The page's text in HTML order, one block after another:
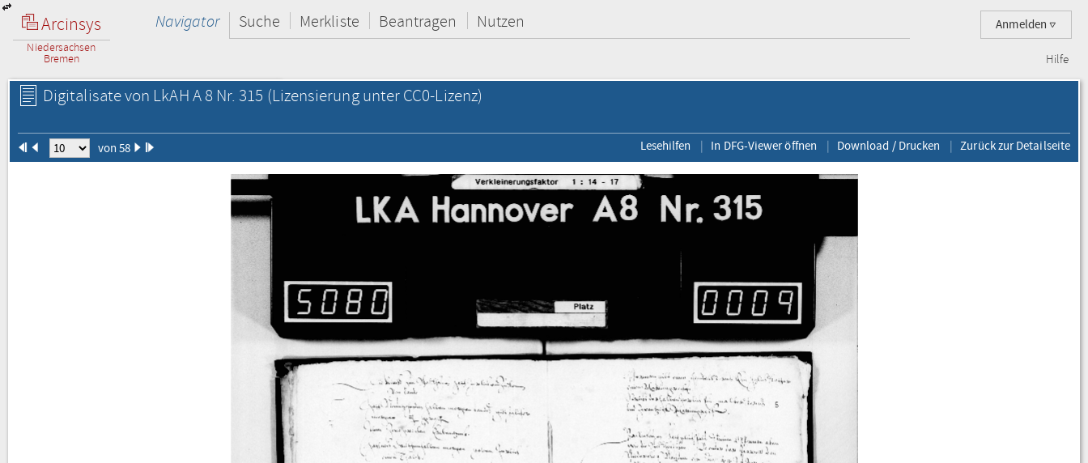
Arcinsys
Niedersachsen
Bremen
Anmelden
Navigator Suche Merkliste Beantragen Nutzen
Hilfe
Digitalisate von LkAH A 8 Nr. 315 (Lizensierung unter CC0-Lizenz)
von 58 Lesehilfen In DFG-Viewer öffnen Download / Drucken Zurück zur Detailseite